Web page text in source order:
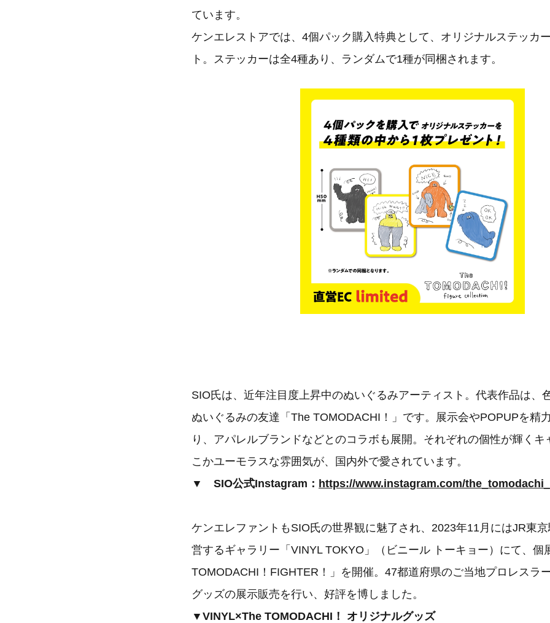
ています。
ケンエレストアでは、4個パック購入特典として、オリジナルステッカ
ト。ステッカーは全4種あり、ランダムで1種が同梱されます。
SIO氏は、近年注目度上昇中のぬいぐるみアーティスト。代表作品は、
ぬいぐるみの友達「The TOMODACHI！」です。展示会やPOPUPを精
り、アパレルブランドなどとのコラボも展開。それぞれの個性が輝くキ
こかユーモラスな雰囲気が、国内外で愛されています。
▼ SIO公式Instagram： https://www.instagram.com/the_tomodachi_
ケンエレファントもSIO氏の世界観に魅了され、2023年11月にはJR東
営するギャラリー「VINYL TOKYO」（ビニール トーキョー）にて、個
TOMODACHI！FIGHTER！」を開催。47都道府県のご当地プロレスラ
グッズの展示販売を行い、好評を博しました。
▼VINYL×The TOMODACHI！ オリジナルグッズ